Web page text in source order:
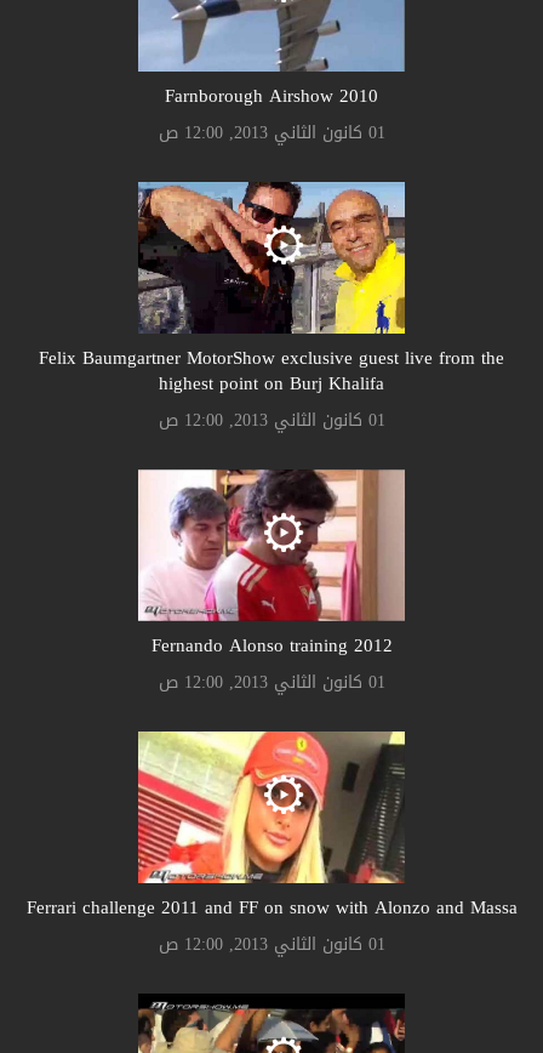
Farnborough Airshow 2010
01 كانون الثاني 2013, 12:00 ص
Felix Baumgartner MotorShow exclusive guest live from the
highest point on Burj Khalifa
01 كانون الثاني 2013, 12:00 ص
Fernando Alonso training 2012
01 كانون الثاني 2013, 12:00 ص
Ferrari challenge 2011 and FF on snow with Alonzo and Massa
01 كانون الثاني 2013, 12:00 ص